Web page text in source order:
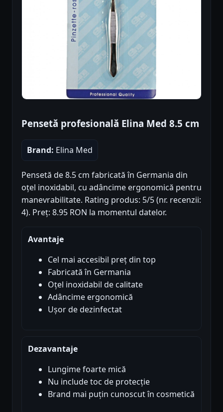
Pensetă profesională Elina Med 8.5 cm
Brand: Elina Med
Pensetă de 8.5 cm fabricată în Germania din
oțel inoxidabil, cu adâncime ergonomică pentru
manevrabilitate. Rating produs: 5/5 (nr. recenzii:
4). Preț: 8.95 RON la momentul datelor.
Avantaje
Cel mai accesibil preț din top
Fabricată în Germania
Oțel inoxidabil de calitate
Adâncime ergonomică
Ușor de dezinfectat
Dezavantaje
Lungime foarte mică
Nu include toc de protecție
Brand mai puțin cunoscut în cosmetică